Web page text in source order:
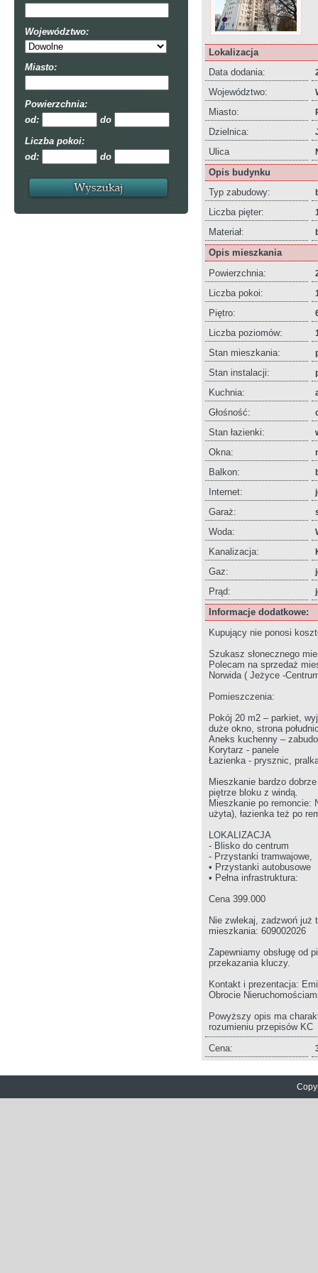
Województwo:
Miasto:
Powierzchnia:
od:
do
Liczba pokoi:
od:
do
Lokalizacja
Data dodania:
Województwo:
Miasto:
Dzielnica:
Ulica
Opis budynku
Typ zabudowy:
Liczba pięter:
Materiał:
Opis mieszkania
Powierzchnia:
Liczba pokoi:
Piętro:
Liczba poziomów:
Stan mieszkania:
Stan instalacji:
Kuchnia:
Głośność:
Stan łazienki:
Okna:
Balkon:
Internet:
Garaż:
Woda:
Kanalizacja:
Gaz:
Prąd:
Informacje dodatkowe:
Kupujący nie ponosi
Szukasz słonecznego
Polecam na sprzedaż
Norwida ( Jeżyce -
Pomieszczenia:
Pokój 20 m2 – parkiet,
duże okno, strona
Aneks kuchenny –
Korytarz - panele
Łazienka - prysznic,
Mieszkanie bardzo
piętrze bloku z windą.
Mieszkanie po remoncie:
użyta), łazienka też po
LOKALIZACJA
- Blisko do centrum
- Przystanki tramwajowe,
• Przystanki autobusowe
• Pełna infrastruktura:
Cena 399.000
Nie zwlekaj, zadzwoń już
mieszkania: 609002026
Zapewniamy obsługę od
przekazania kluczy.
Kontakt i prezentacja:
Obrocie
Powyższy opis ma
rozumieniu przepisów KC
Cena: